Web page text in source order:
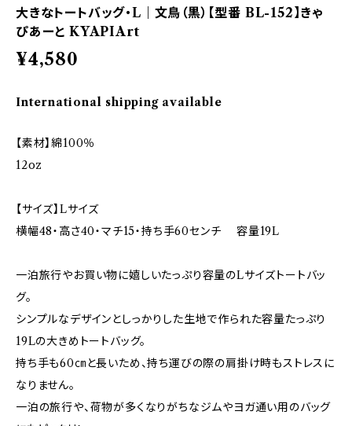
大きなトートバッグ・L｜文鳥（黒）【型番 BL-152】きゃ
ぴあーと KYAPIArt
¥4,580
International shipping available
【素材】綿100％
12oz
【サイズ】Lサイズ
横幅48・高さ40・マチ15・持ち手60センチ 容量19L
一泊旅行やお買い物に嬉しいたっぷり容量のLサイズトートバッ
グ。
シンプルなデザインとしっかりした生地で作られた容量たっぷり
19Lの大きめトートバッグ。
持ち手も60㎝と長いため、持ち運びの際の肩掛け時もストレスに
なりません。
一泊の旅行や、荷物が多くなりがちなジムやヨガ通い用のバッグ